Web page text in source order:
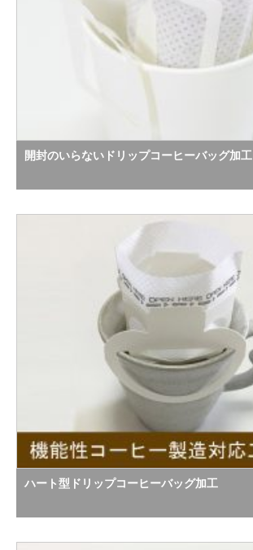
開封のいらないドリップコーヒーバッグ加工
ハート型ドリップコーヒーバッグ加工